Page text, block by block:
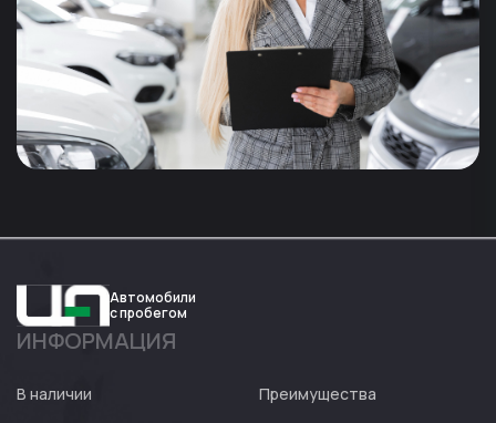
Авто
Автомобили
с пробегом
ИНФОРМАЦИЯ
В наличии Преимущества